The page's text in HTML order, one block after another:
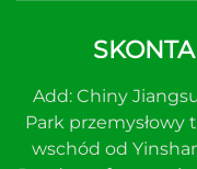
Add: Chiny
Park
wschód od